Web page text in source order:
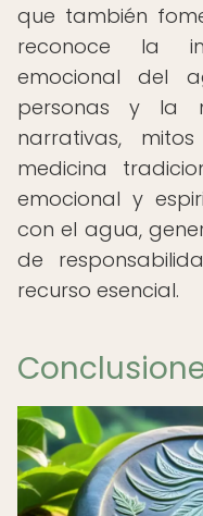
que también
reconoce la
emocional del
personas y la
narrativas,
medicina
emocional y
con el agua,
de
recurso esencial.